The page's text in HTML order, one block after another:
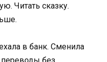
Читать сказку.
в банк. Сменила